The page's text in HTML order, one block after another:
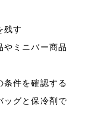
残す
やミニバー商品
条件を確認する
ッグと保冷剤で